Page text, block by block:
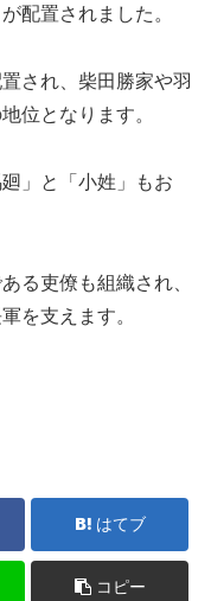
配置されました。
され、柴田勝家や羽
位となります。
」と「小姓」もお
る吏僚も組織され、
を支えます。
はてブ
コピー